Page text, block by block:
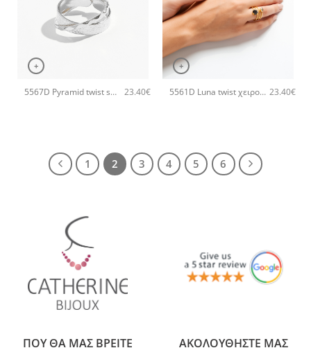
+
5567D Pyramid twist small χειροποίητο δαχτυλιδι Catherine bijoux Ασημί 23.40€
+
5561D Luna twist χειροποίητο δαχτυλιδι Catherine bijoux Φούξια 23.40€
1 2 3 4 5 6
ΠΟΥ ΘΑ ΜΑΣ ΒΡΕΙΤΕ ΑΚΟΛΟΥΘΗΣΤΕ ΜΑΣ